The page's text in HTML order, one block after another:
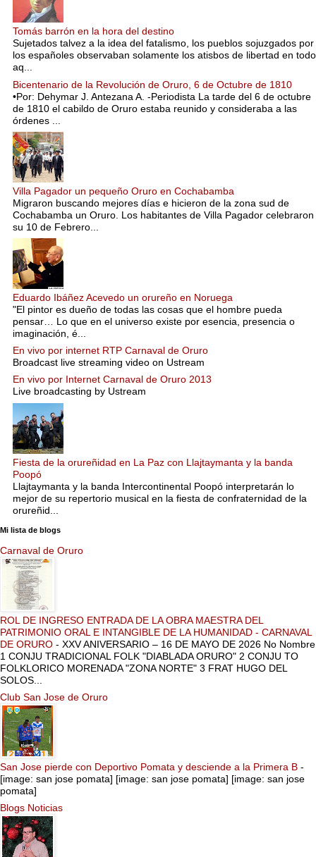
Tomás barrón en la hora del destino
Sujetados talvez a la idea del fatalismo, los pueblos sojuzgados por
los españoles observaban solamente los atisbos de libertad en todo
aq...
Bicentenario de la Revolución de Oruro, 6 de Octubre de 1810
•Por: Dehymar J. Antezana A. -Periodista La tarde del 6 de octubre
de 1810 el cabildo de Oruro estaba reunido y consideraba a las
órdenes ...
Villa Pagador un pequeño Oruro en Cochabamba
Migraron buscando mejores días e hicieron de la zona sud de
Cochabamba un Oruro. Los habitantes de Villa Pagador celebraron
su 10 de Febrero...
Eduardo Ibáñez Acevedo un orureño en Noruega
"El pintor es dueño de todas las cosas que el hombre pueda
pensar… Lo que en el universo existe por esencia, presencia o
imaginación, é...
En vivo por internet RTP Carnaval de Oruro
Broadcast live streaming video on Ustream
En vivo por Internet Carnaval de Oruro 2013
Live broadcasting by Ustream
Fiesta de la orureñidad en La Paz con Llajtaymanta y la banda
Poopó
Llajtaymanta y la banda Intercontinental Poopó interpretarán lo
mejor de su repertorio musical en la fiesta de confraternidad de la
orureñid...
Mi lista de blogs
Carnaval de Oruro
ROL DE INGRESO ENTRADA DE LA OBRA MAESTRA DEL
PATRIMONIO ORAL E INTANGIBLE DE LA HUMANIDAD - CARNAVAL
DE ORURO - XXV ANIVERSARIO – 16 DE MAYO DE 2026 No Nombre
1 CONJU TRADICIONAL FOLK "DIABLADA ORURO" 2 CONJU TO
FOLKLORICO MORENADA "ZONA NORTE" 3 FRAT HUGO DEL
SOLOS...
Club San Jose de Oruro
San Jose pierde con Deportivo Pomata y desciende a la Primera B -
[image: san jose pomata] [image: san jose pomata] [image: san jose
pomata]
Blogs Noticias